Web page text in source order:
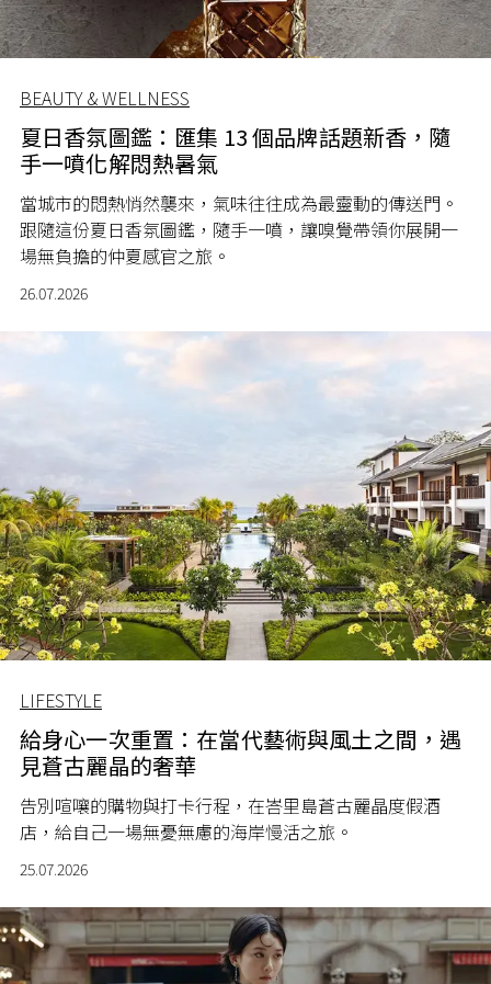
BEAUTY & WELLNESS
夏日香氛圖鑑：匯集 13 個品牌話題新香，隨
手一噴化解悶熱暑氣
當城市的悶熱悄然襲來，氣味往往成為最靈動的傳送門。
跟隨這份夏日香氛圖鑑，隨手一噴，讓嗅覺帶領你展開一
場無負擔的仲夏感官之旅。
26.07.2026
LIFESTYLE
給身心一次重置：在當代藝術與風土之間，遇
見蒼古麗晶的奢華
告別喧嚷的購物與打卡行程，在峇里島蒼古麗晶度假酒
店，給自己一場無憂無慮的海岸慢活之旅。
25.07.2026